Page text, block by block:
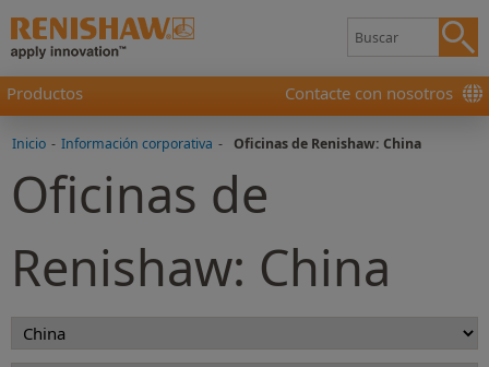
Productos Contacte con nosotros
Inicio - Información corporativa - Oficinas de Renishaw: China
Oficinas de
Renishaw: China